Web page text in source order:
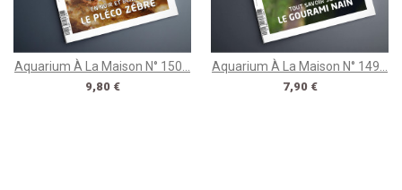
Aquarium À La Maison N° 150...
Prix
9,80 €
Aquarium À La Maison N° 149...
Prix
7,90 €